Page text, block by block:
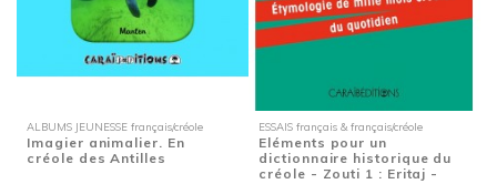
ALBUMS JEUNESSE français/créole
Imagier animalier. En
créole des Antilles
ESSAIS français & français/créole
Eléments pour un
dictionnaire historique du
créole - Zouti 1 : Eritaj -